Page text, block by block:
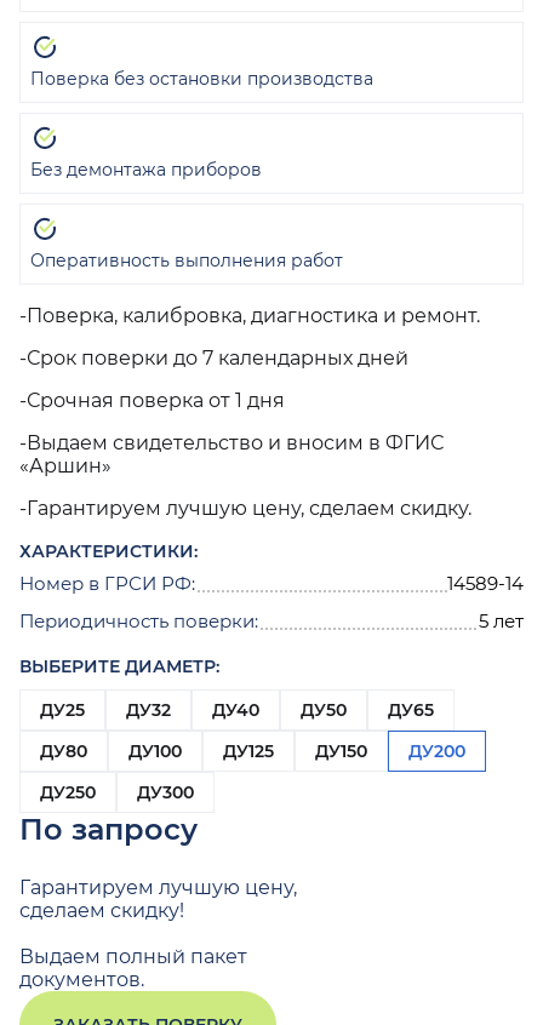
-Поверка, калибровка, диагностика и ремонт.
-Срок поверки до 7 календарных дней
-Срочная поверка от 1 дня
-Выдаем свидетельство и вносим в ФГИС
«Аршин»
-Гарантируем лучшую цену, сделаем скидку.
ХАРАКТЕРИСТИКИ:
Номер в ГРСИ РФ:
14589-14
Периодичность поверки:
5 лет
ВЫБЕРИТЕ ДИАМЕТР:
ДУ25
ДУ32 ДУ40 ДУ50
ДУ65
ДУ80
ДУ100 ДУ125 ДУ150
ДУ200
ДУ250
ДУ300
По запросу
Гарантируем лучшую цену,
сделаем скидку!
Выдаем полный пакет
документов.
Поверка без остановки производства
Без демонтажа приборов
Оперативность выполнения работ